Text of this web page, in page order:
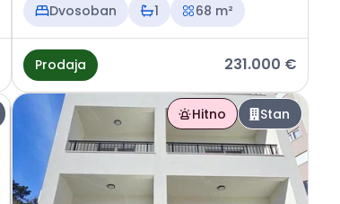
Dvosoban
1 68 m²
Prodaja 231.000 €
Hitno Stan